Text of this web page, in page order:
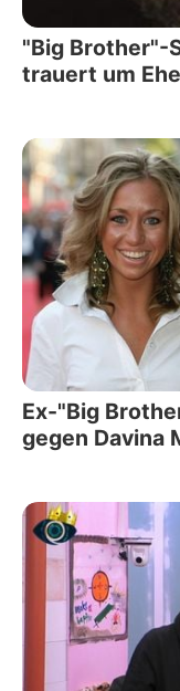
"Big Brother"-
trauert um
Ex-"Big
gegen Davina